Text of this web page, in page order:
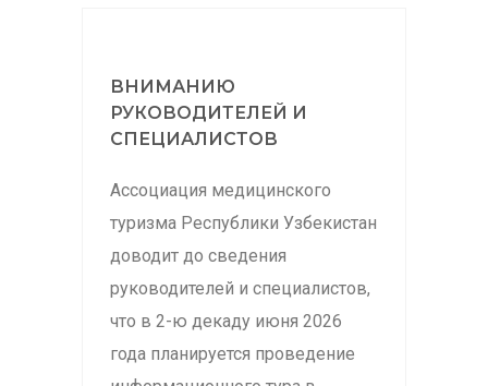
ВНИМАНИЮ
РУКОВОДИТЕЛЕЙ И
СПЕЦИАЛИСТОВ
Ассоциация медицинского
туризма Республики Узбекистан
доводит до сведения
руководителей и специалистов,
что в 2-ю декаду июня 2026
года планируется проведение